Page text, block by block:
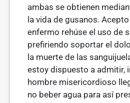
ambas se obtienen
la vida de gusanos.
enfermo rehúse el uso de
prefiriendo soportar el
la muerte de las
estoy dispuesto a admitir,
hombre misericordioso
no beber agua para así